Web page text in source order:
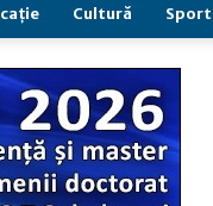
Cultură Sport